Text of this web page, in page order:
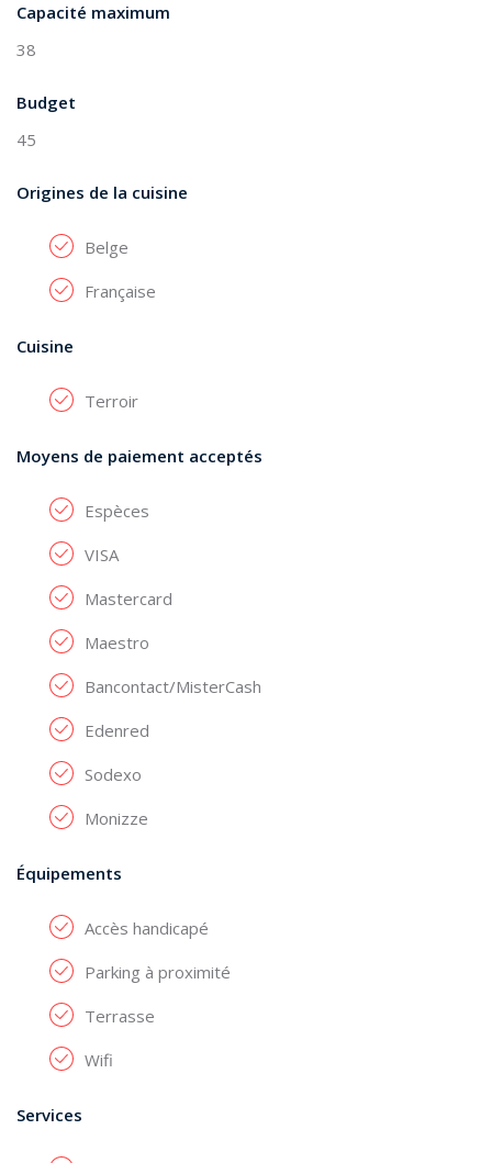
Capacité maximum
38
Budget
45
Origines de la cuisine
Belge
Française
Cuisine
Terroir
Moyens de paiement acceptés
Espèces
VISA
Mastercard
Maestro
Bancontact/MisterCash
Edenred
Sodexo
Monizze
Équipements
Accès handicapé
Parking à proximité
Terrasse
Wifi
Services